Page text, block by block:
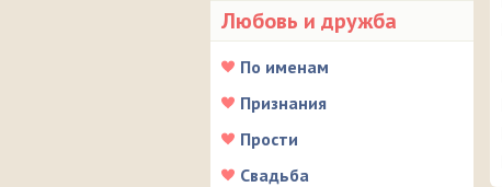
Любовь и дружба
По именам
Признания
Прости
Свадьба